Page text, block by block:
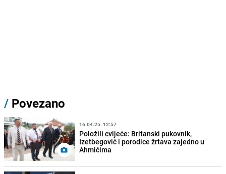
/ Povezano
16.04.25. 12:57
Položili cvijeće: Britanski pukovnik,
Izetbegović i porodice žrtava zajedno u
Ahmićima